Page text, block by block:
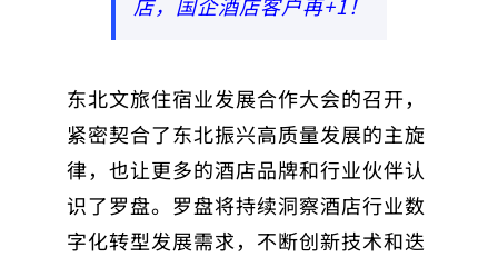
店，国企酒店客户再+1！
东北文旅住宿业发展合作大会的召开，
紧密契合了东北振兴高质量发展的主旋
律，也让更多的酒店品牌和行业伙伴认
识了罗盘。罗盘将持续洞察酒店行业数
字化转型发展需求，不断创新技术和迭